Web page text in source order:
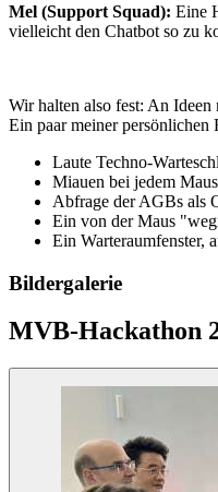
Mel (Support Squad): Eine
vielleicht den Chatbot so zu
Wir halten also fest: An Ideen
Ein paar meiner persönlichen
Laute Techno-
Miauen bei jedem
Abfrage der AGBs als
Ein von der Maus
Ein Warteraumfenster,
Bildergalerie
MVB-Hackathon